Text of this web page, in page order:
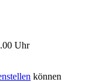
Uhr
können